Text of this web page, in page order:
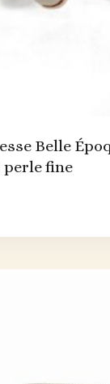
Belle
fine